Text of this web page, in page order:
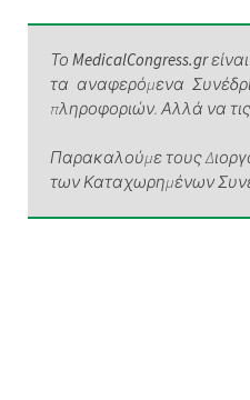
ΤοMedicalCongress.gr
τα αναφερόμενα
πληροφοριών. Αλλά να
Παρακαλούμε τους
των Καταχωρημένων